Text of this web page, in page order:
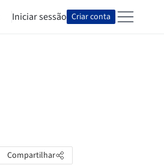
Iniciar sessão Criar conta
Compartilhar